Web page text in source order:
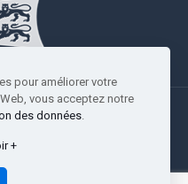
pour améliorer votre
vous acceptez notre
des données.
+